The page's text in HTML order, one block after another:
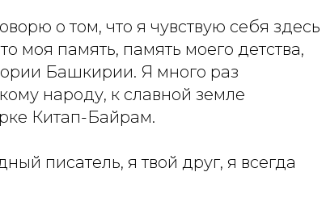
о том, что я чувствую себя здесь
моя память, память моего детства,
Башкирии. Я много раз
народу, к славной земле
Китап-Байрам.
писатель, я твой друг, я всегда